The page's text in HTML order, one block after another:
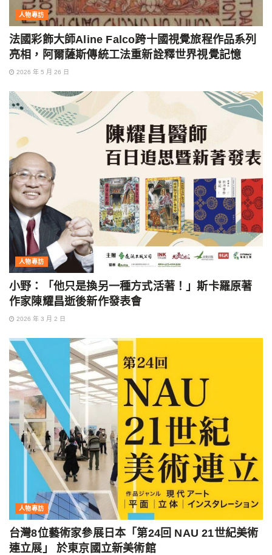
人物專訪
法國彩飾大師Aline Falco跨十國視覺旅程作品系列
亮相，阿爾薩斯傳統工法重新詮釋世界視覺記憶
2026 年 5 月 26 日
人物專訪
小野：「他只是換另一種方式活著！」斯卡羅原著
作家陳耀昌逝後新作發表會
2026 年 3 月 2 日
人物專訪
台灣8位藝術家參展日本「第24回 NAU 21世紀美術
連立展」 於東京國立新美術館